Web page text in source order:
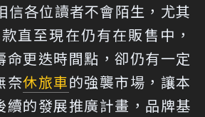
信各位讀者不會陌生，尤其
直至現在仍有在販售中，
命更迭時間點，卻仍有一定
奈休旅車的強襲市場，讓本
續的發展推廣計畫，品牌基